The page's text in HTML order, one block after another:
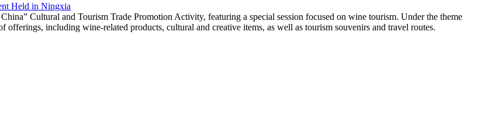
Held in Ningxia
Cultural and Tourism Trade Promotion Activity, featuring a special session focused on wine tourism. Under the theme
including wine-related products, cultural and creative items, as well as tourism souvenirs and travel routes.